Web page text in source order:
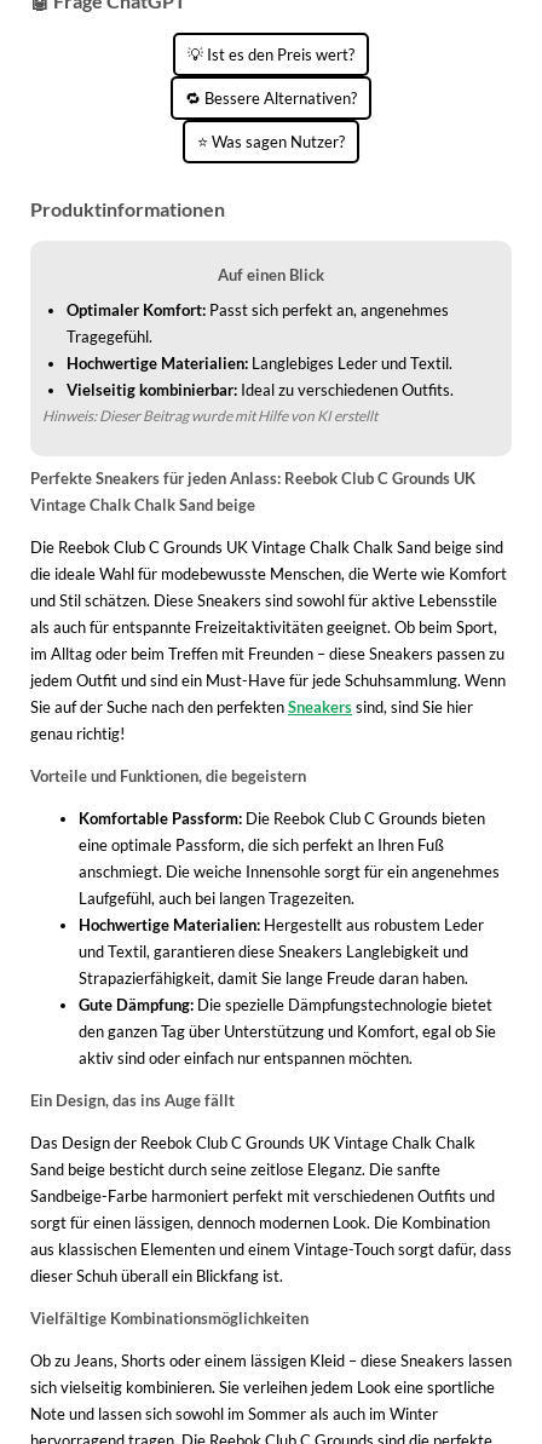
LAUFSCHUHE
OUTDOOR-SCHUHE
PANTOLETTEN
PUMPS
SCHUHZUBEHÖR
SNEAKERS
STIEFEL
TREKKINGSANDALEN
WINTERSCHUHE
TASCHEN-ZUBEHÖR
💡 Ist es den Preis wert?
🔁 Bessere Alternativen?
⭐ Was sagen Nutzer?
Produktinformationen
Auf einen Blick
Optimaler Komfort: Passt sich perfekt an, angenehmes
Tragegefühl.
Hochwertige Materialien: Langlebiges Leder und Textil.
Vielseitig kombinierbar: Ideal zu verschiedenen Outfits.
Hinweis: Dieser Beitrag wurde mit Hilfe von KI erstellt
Perfekte Sneakers für jeden Anlass: Reebok Club C Grounds UK
Vintage Chalk Chalk Sand beige
Die Reebok Club C Grounds UK Vintage Chalk Chalk Sand beige sind
die ideale Wahl für modebewusste Menschen, die Werte wie Komfort
und Stil schätzen. Diese Sneakers sind sowohl für aktive Lebensstile
als auch für entspannte Freizeitaktivitäten geeignet. Ob beim Sport,
im Alltag oder beim Treffen mit Freunden – diese Sneakers passen zu
jedem Outfit und sind ein Must-Have für jede Schuhsammlung. Wenn
Sie auf der Suche nach den perfektenSneakerssind, sind Sie hier
genau richtig!
Vorteile und Funktionen, die begeistern
Komfortable Passform: Die Reebok Club C Grounds bieten
eine optimale Passform, die sich perfekt an Ihren Fuß
anschmiegt. Die weiche Innensohle sorgt für ein angenehmes
Laufgefühl, auch bei langen Tragezeiten.
Hochwertige Materialien: Hergestellt aus robustem Leder
und Textil, garantieren diese Sneakers Langlebigkeit und
Strapazierfähigkeit, damit Sie lange Freude daran haben.
Gute Dämpfung: Die spezielle Dämpfungstechnologie bietet
den ganzen Tag über Unterstützung und Komfort, egal ob Sie
aktiv sind oder einfach nur entspannen möchten.
Ein Design, das ins Auge fällt
Das Design der Reebok Club C Grounds UK Vintage Chalk Chalk
Sand beige besticht durch seine zeitlose Eleganz. Die sanfte
Sandbeige-Farbe harmoniert perfekt mit verschiedenen Outfits und
sorgt für einen lässigen, dennoch modernen Look. Die Kombination
aus klassischen Elementen und einem Vintage-Touch sorgt dafür, dass
dieser Schuh überall ein Blickfang ist.
Vielfältige Kombinationsmöglichkeiten
Ob zu Jeans, Shorts oder einem lässigen Kleid – diese Sneakers lassen
sich vielseitig kombinieren. Sie verleihen jedem Look eine sportliche
Note und lassen sich sowohl im Sommer als auch im Winter